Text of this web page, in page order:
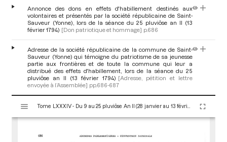
Annonce des dons en effets d'habillement destinés aux
volontaires et présentés par la société républicaine de Saint-
Sauveur (Yonne), lors de la séance du 25 pluviôse an II (13
février 1794) [Don patriotique et hommage] p.686
Adresse de la société républicaine de la commune de Saint-
Sauveur (Yonne) qui témoigne du patriotisme de sa jeunesse
partie aux frontières et de toute la commune qui leur a
distribué des effets d'habillement, lors de la séance du 25
pluviôse an II (13 février 1794) [Adresse, pétition et lettre
envoyée à l’Assemblée] pp.686-687
s